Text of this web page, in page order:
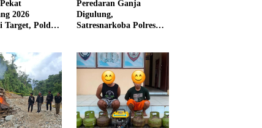
2026
Target, Polda
Peredaran Ganja
Digulung,
Satresnarkoba Polres
Siap Edar di Tanah
Datar